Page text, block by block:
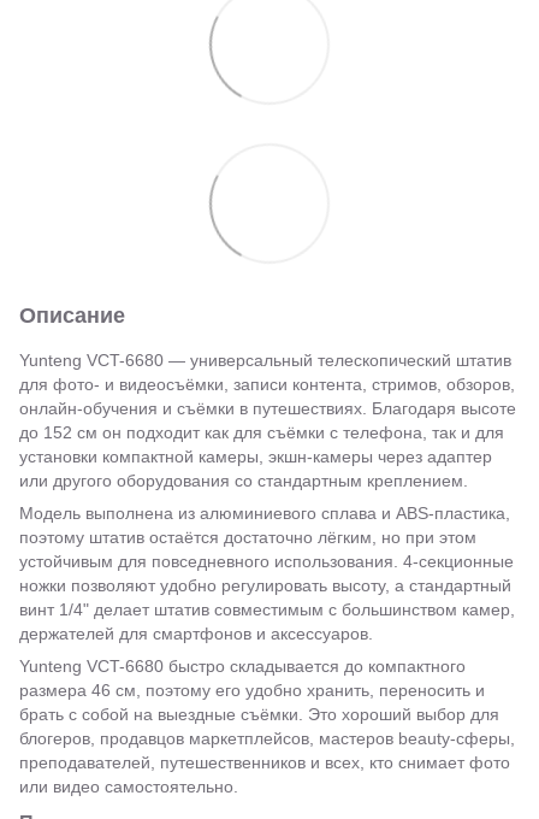
Описание
Yunteng VCT-6680 — универсальный телескопический штатив
для фото- и видеосъёмки, записи контента, стримов, обзоров,
онлайн-обучения и съёмки в путешествиях. Благодаря высоте
до 152 см он подходит как для съёмки с телефона, так и для
установки компактной камеры, экшн-камеры через адаптер
или другого оборудования со стандартным креплением.
Модель выполнена из алюминиевого сплава и ABS-пластика,
поэтому штатив остаётся достаточно лёгким, но при этом
устойчивым для повседневного использования. 4-секционные
ножки позволяют удобно регулировать высоту, а стандартный
винт 1/4" делает штатив совместимым с большинством камер,
держателей для смартфонов и аксессуаров.
Yunteng VCT-6680 быстро складывается до компактного
размера 46 см, поэтому его удобно хранить, переносить и
брать с собой на выездные съёмки. Это хороший выбор для
блогеров, продавцов маркетплейсов, мастеров beauty-сферы,
преподавателей, путешественников и всех, кто снимает фото
или видео самостоятельно.